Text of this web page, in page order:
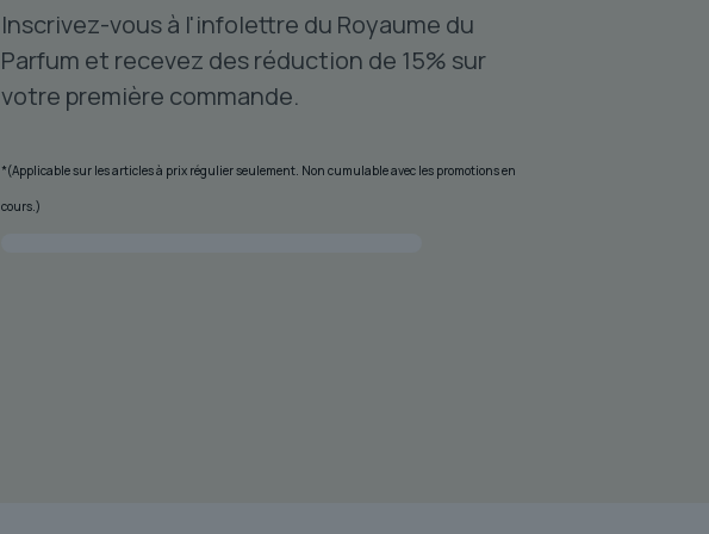
Inscrivez-vous à l'infolettre du Royaume du
Parfum et recevez des réduction de 15% sur
votre première commande.
*(Applicable sur les articles à prix régulier seulement. Non cumulable avec les promotions en
cours.)